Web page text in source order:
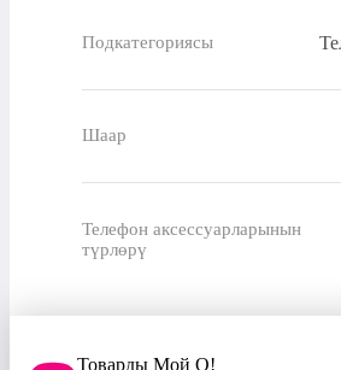
Подкатегориясы
Шаар
Телефон аксессуарларынын
түрлөрү
Товарды Мой О!